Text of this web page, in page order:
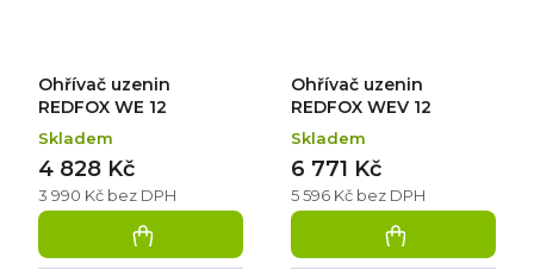
Ohřívač uzenin
REDFOX WE 12
Skladem
3 990 Kč bez DPH
4 828 Kč
Ohřívač uzenin
REDFOX WEV 12
Skladem
5 596 Kč bez DPH
6 771 Kč